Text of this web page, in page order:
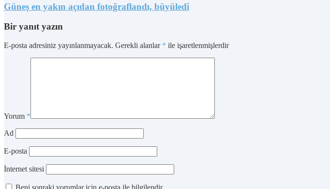
Güneş en yakın açıdan fotoğraflandı, büyüledi
Bir yanıt yazın
E-posta adresiniz yayınlanmayacak. Gerekli alanlar * ile işaretlenmişlerdir
Yorum *
Ad
E-posta
İnternet sitesi
Beni sonraki yorumlar için e-posta ile bilgilendir.